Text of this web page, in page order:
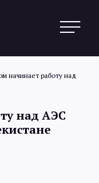
начинает работу над
над АЭС